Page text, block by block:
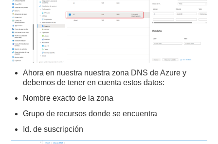
Ahora en nuestra nuestra zona DNS de Azure y
debemos de tener en cuenta estos datos:
Nombre exacto de la zona
Grupo de recursos donde se encuentra
Id. de suscripción